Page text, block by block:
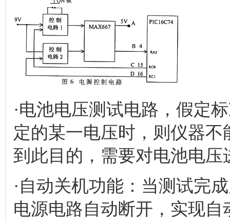
·电池电压测试电路，假定
定的某一电压时，则仪器
到此目的，需要对电池电压
·自动关机功能：当测试完
电源电路自动断开，实现自